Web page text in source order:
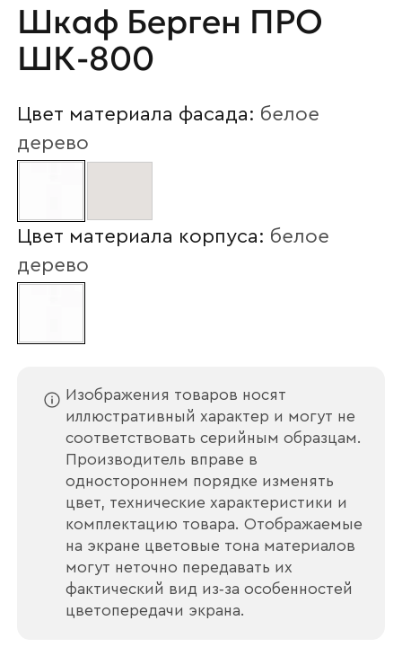
Шкаф Берген ПРО
ШК-800
Цвет материала фасада: белое
дерево
Цвет материала корпуса: белое
дерево
Изображения товаров носят
иллюстративный характер и могут не
соответствовать серийным образцам.
Производитель вправе в
одностороннем порядке изменять
цвет, технические характеристики и
комплектацию товара. Отображаемые
на экране цветовые тона материалов
могут неточно передавать их
фактический вид из‑за особенностей
цветопередачи экрана.